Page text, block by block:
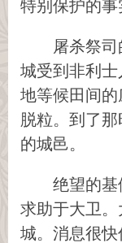
特别保护的事
屠杀祭
城受到非利
地等候田间
脱粒。到了
的城邑。
绝望的基
求助于大卫
城。消息很